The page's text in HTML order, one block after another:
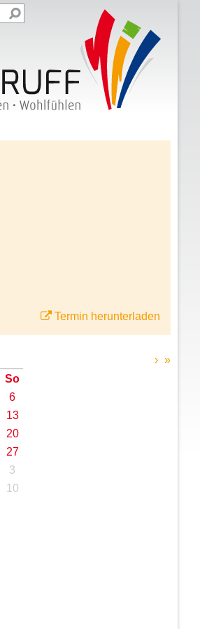
Termin herunterladen
So
6
13
20
27
3
10
› »